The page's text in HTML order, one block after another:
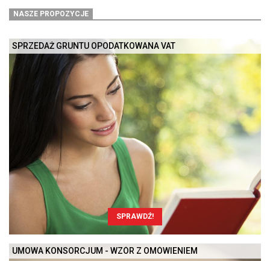
NASZE PROPOZYCJE
SPRZEDAŻ GRUNTU OPODATKOWANA VAT
SPRAWDŹ!
UMOWA KONSORCJUM - WZÓR Z OMÓWIENIEM